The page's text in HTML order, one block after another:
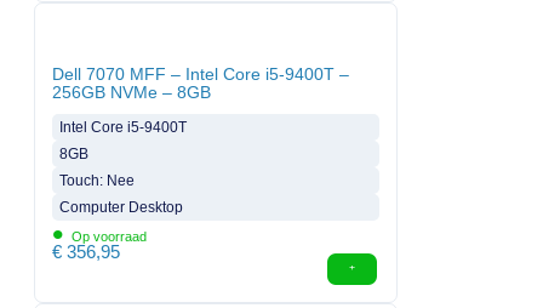
Dell 7070 MFF – Intel Core i5-9400T –
256GB NVMe – 8GB
Intel Core i5-9400T
8GB
Touch: Nee
Computer Desktop
• Op voorraad
€ 356,95